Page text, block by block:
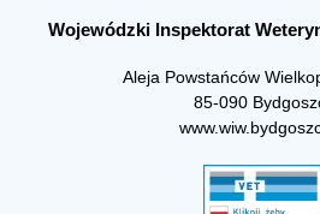
Wojewódzki Inspektorat
Aleja Powstańców
85-090